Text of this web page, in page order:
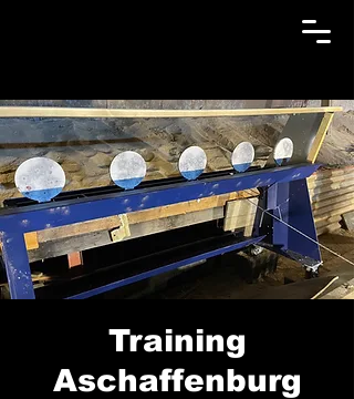
Training
Aschaffenburg